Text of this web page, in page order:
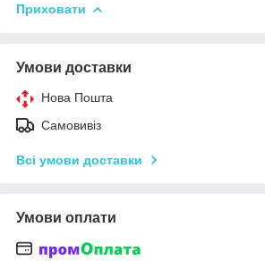
Приховати
Умови доставки
Нова Пошта
Самовивіз
Всі умови доставки
Умови оплати